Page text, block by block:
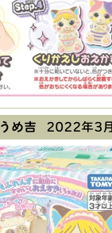
め吉 2022年3